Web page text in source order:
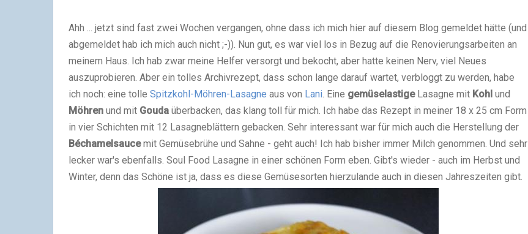
Ahh ... jetzt sind fast zwei Wochen vergangen, ohne dass ich mich hier auf diesem Blog gemeldet hätte (und
abgemeldet hab ich mich auch nicht ;-)). Nun gut, es war viel los in Bezug auf die Renovierungsarbeiten an
meinem Haus. Ich hab zwar meine Helfer versorgt und bekocht, aber hatte keinen Nerv, viel Neues
auszuprobieren. Aber ein tolles Archivrezept, dass schon lange darauf wartet, verbloggt zu werden, habe
ich noch: eine tolle Spitzkohl-Möhren-Lasagne aus von Lani. Eine gemüselastige Lasagne mit Kohl und
Möhren und mit Gouda überbacken, das klang toll für mich. Ich habe das Rezept in meiner 18 x 25 cm Form
in vier Schichten mit 12 Lasagneblättern gebacken. Sehr interessant war für mich auch die Herstellung der
Béchamelsaucemit Gemüsebrühe und Sahne - geht auch! Ich hab bisher immer Milch genommen. Und sehr
lecker war's ebenfalls. Soul Food Lasagne in einer schönen Form eben. Gibt's wieder - auch im Herbst und
Winter, denn das Schöne ist ja, dass es diese Gemüsesorten hierzulande auch in diesen Jahreszeiten gibt.